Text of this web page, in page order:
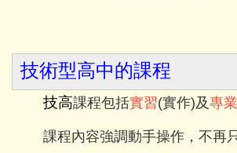
技術型高中的課程
技高課程包括實習(實作)及專業
課程內容強調動手操作，不再